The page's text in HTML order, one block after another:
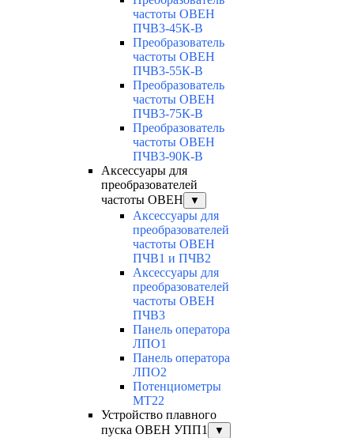
частоты ОВЕН
ПЧВ3-45К-В
Преобразователь
частоты ОВЕН
ПЧВ3-55К-В
Преобразователь
частоты ОВЕН
ПЧВ3-75К-В
Преобразователь
частоты ОВЕН
ПЧВ3-90К-В
Аксессуары для
преобразователей
частоты ОВЕН
▼
Аксессуары для
преобразователей
частоты ОВЕН
ПЧВ1 и ПЧВ2
Аксессуары для
преобразователей
частоты ОВЕН
ПЧВ3
Панель оператора
ЛПО1
Панель оператора
ЛПО2
Потенциометры
MT22
Устройство плавного
пуска ОВЕН УПП1
▼